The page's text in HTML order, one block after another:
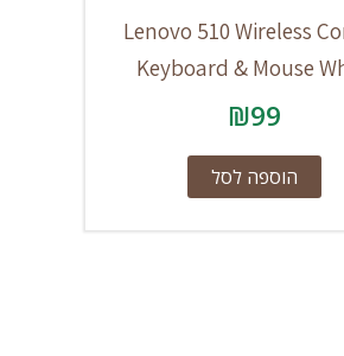
Lenovo 510 Wireless
Keyboard & Mouse
₪99
הוספה לסל